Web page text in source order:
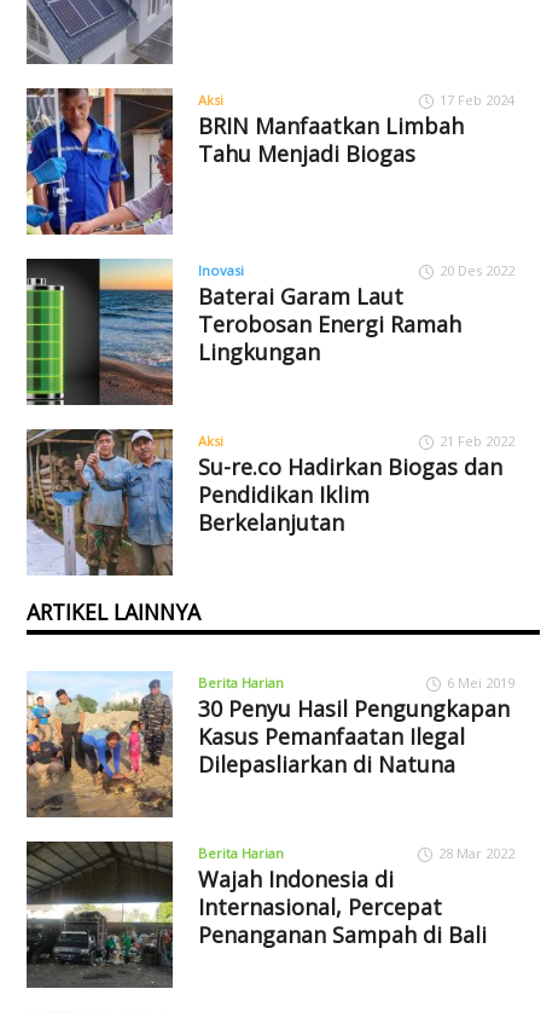
Aksi 17 Feb 2024
BRIN Manfaatkan Limbah
Tahu Menjadi Biogas
Inovasi 20 Des 2022
Baterai Garam Laut
Terobosan Energi Ramah
Lingkungan
Aksi 21 Feb 2022
Su-re.co Hadirkan Biogas dan
Pendidikan Iklim
Berkelanjutan
ARTIKEL LAINNYA
Berita Harian 6 Mei 2019
30 Penyu Hasil Pengungkapan
Kasus Pemanfaatan Ilegal
Dilepasliarkan di Natuna
Berita Harian 28 Mar 2022
Wajah Indonesia di
Internasional, Percepat
Penanganan Sampah di Bali